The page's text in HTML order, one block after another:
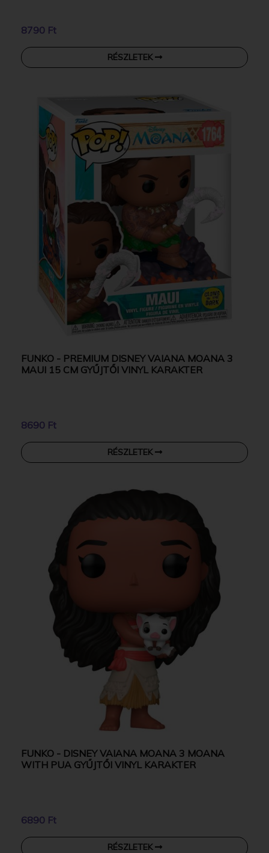
8790 Ft
RÉSZLETEK
FUNKO - PREMIUM DISNEY VAIANA MOANA 3
MAUI 15 CM GYŰJTŐI VINYL KARAKTER
8690 Ft
RÉSZLETEK
FUNKO - DISNEY VAIANA MOANA 3 MOANA
WITH PUA GYŰJTŐI VINYL KARAKTER
6890 Ft
RÉSZLETEK